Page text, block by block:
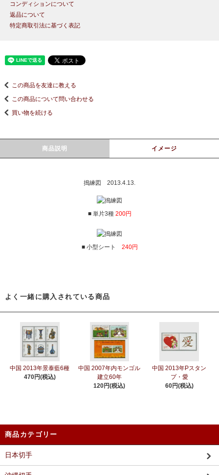
コンディションについて
返品について
特定商取引法に基づく表記
この商品を友達に教える
この商品について問い合わせる
買い物を続ける
商品説明 イメージ
搗練図 2013.4.13.
■ 単片3種 200円
■ 小型シート 240円
よく一緒に購入されている商品
中国 2013年景泰藍6種
470円(税込)
中国 2007年内モンゴル
建立60年
120円(税込)
中国 2013年Pスタン
プ・愛
60円(税込)
商品カテゴリー
日本切手